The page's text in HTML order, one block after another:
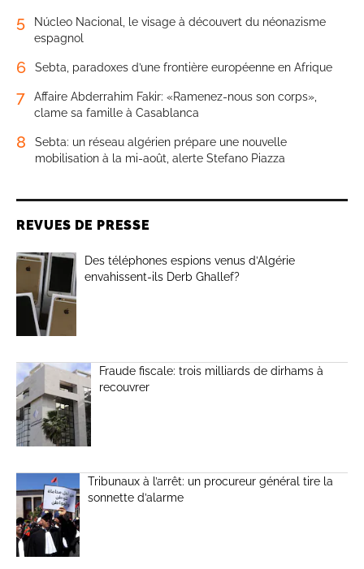
5
Núcleo Nacional, le visage à découvert du néonazisme
espagnol
6 Sebta, paradoxes d’une frontière européenne en Afrique
7
Affaire Abderrahim Fakir: «Ramenez-nous son corps»,
clame sa famille à Casablanca
8
Sebta: un réseau algérien prépare une nouvelle
mobilisation à la mi-août, alerte Stefano Piazza
REVUES DE PRESSE
Des téléphones espions venus d’Algérie
envahissent-ils Derb Ghallef?
Fraude fiscale: trois milliards de dirhams à
recouvrer
Tribunaux à l’arrêt: un procureur général tire la
sonnette d’alarme